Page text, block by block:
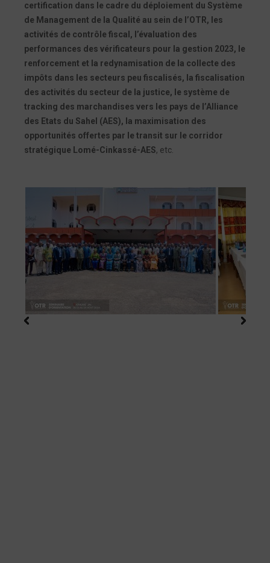
certification dans le cadre du déploiement du Système
de Management de la Qualité au sein de l’OTR, les
activités de contrôle fiscal, l’évaluation des
performances des vérificateurs pour la gestion 2023, le
renforcement et la redynamisation de la collecte des
impôts dans les secteurs peu fiscalisés, la fiscalisation
des activités du secteur de la justice, le système de
tracking des marchandises vers les pays de l’Alliance
des Etats du Sahel (AES), la maximisation des
opportunités offertes par le transit sur le corridor
stratégique Lomé-Cinkassé-AES, etc.